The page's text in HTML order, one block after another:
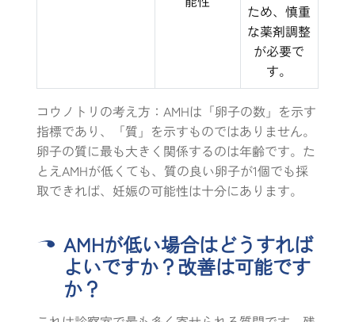
ため、慎重
な薬剤調整
が必要で
す。
コウノトリの考え方：AMHは「卵子の数」を示す
指標であり、「質」を示すものではありません。
卵子の質に最も大きく関係するのは年齢です。た
とえAMHが低くても、質の良い卵子が1個でも採
取できれば、妊娠の可能性は十分にあります。
AMHが低い場合はどうすれば
よいですか？改善は可能です
か？